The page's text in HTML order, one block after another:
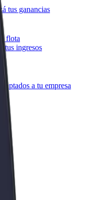
tus ganancias
flota
tus ingresos
a tu empresa